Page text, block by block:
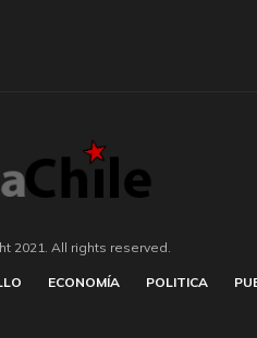
2021. All rights reserved.
ECONOMÍA POLITICA